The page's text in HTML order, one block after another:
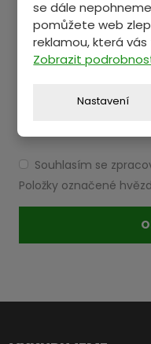
Text zprávy *
Souhlasím
se
zpracováním
osobních
Souhlasím se
Položky označené
nepodařilo
se dále
pomůžete web
reklamou, která
Zobrazit
Nastavení